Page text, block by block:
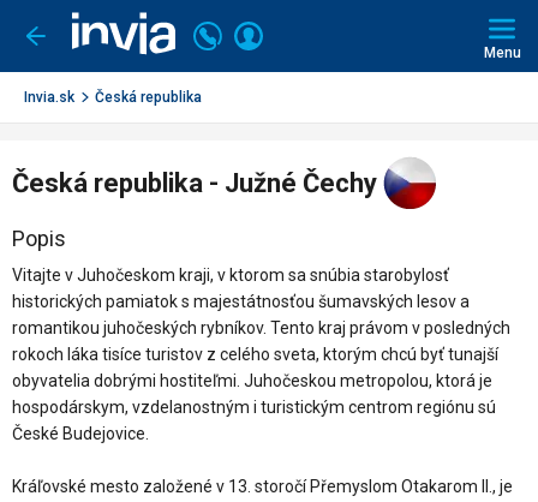
Ísť
späť
Volajte
+421
2
Prihlásiť
Menu
Invia.sk Česká republika
Česká republika - Južné Čechy
Popis
Vitajte v Juhočeskom kraji, v ktorom sa snúbia starobylosť
historických pamiatok s majestátnosťou šumavských lesov a
romantikou juhočeských rybníkov. Tento kraj právom v posledných
rokoch láka tisíce turistov z celého sveta, ktorým chcú byť tunajší
obyvatelia dobrými hostiteľmi. Juhočeskou metropolou, ktorá je
hospodárskym, vzdelanostným i turistickým centrom regiónu sú
České Budejovice.
Kráľovské mesto založené v 13. storočí Přemyslom Otakarom II., je